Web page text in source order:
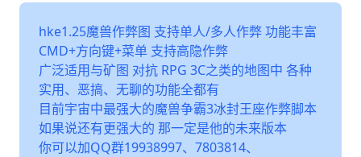
hke1.25魔兽作弊图 支持单人/多人作弊 功能丰富
CMD+方向键+菜单 支持高隐作弊
广泛适用与矿图 对抗 RPG 3C之类的地图中 各种
实用、恶搞、无聊的功能全都有
目前宇宙中最强大的魔兽争霸3冰封王座作弊脚本
如果说还有更强大的 那一定是他的未来版本
你可以加QQ群19938997、7803814、